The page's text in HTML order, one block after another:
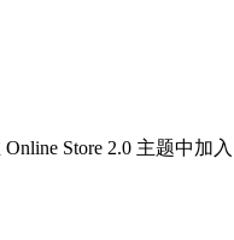
Store 2.0 主题中加